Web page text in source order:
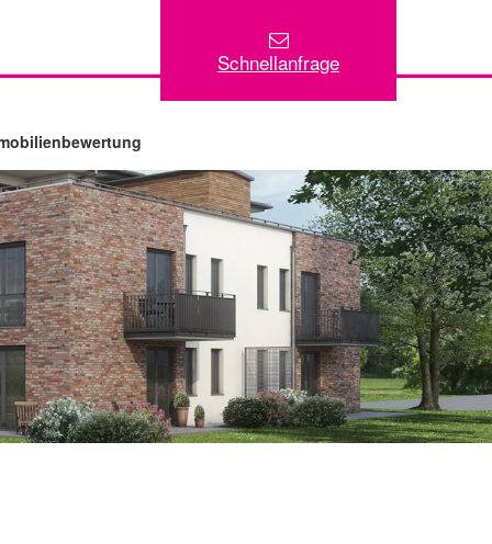
Schnellanfrage